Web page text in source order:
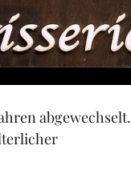
abgewechselt.